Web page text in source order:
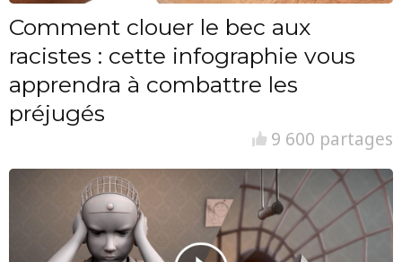
Comment clouer le bec aux
racistes : cette infographie vous
apprendra à combattre les
préjugés
9 600 partages